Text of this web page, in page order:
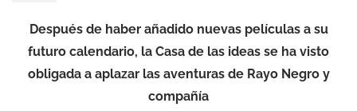
Después de haber añadido nuevas películas a su
futuro calendario, la Casa de las ideas se ha visto
obligada a aplazar las aventuras de Rayo Negro y
compañía